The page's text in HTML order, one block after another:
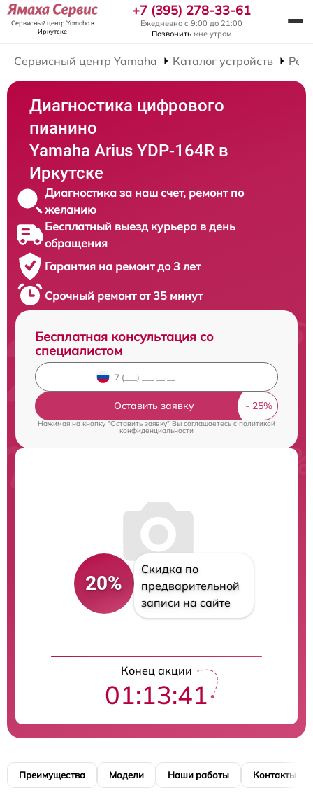
Сервисный центр Yamahaв
Иркутске
+7 (395) 278-33-61
Ежедневно с 9:00 до 21:00
Позвонить мне утром
Сервисный центр Yamaha Каталог устройств
Диагностика цифрового
пианино
Yamaha Arius YDP-164R в
Иркутске
Диагностика за наш счет, ремонт по
желанию
Бесплатный выезд курьера в день
обращения
Гарантия на ремонт до 3 лет
Срочный ремонт от 35 минут
Бесплатная консультация со
специалистом
Оставить заявку
Нажимая на кнопку "Оставить заявку" Вы соглашаетесь cполитикой
конфиденциальности
20%
Скидка по
предварительной
записи на сайте
Конец акции
01:13:41
Преимущества Модели Наши работы Контакты